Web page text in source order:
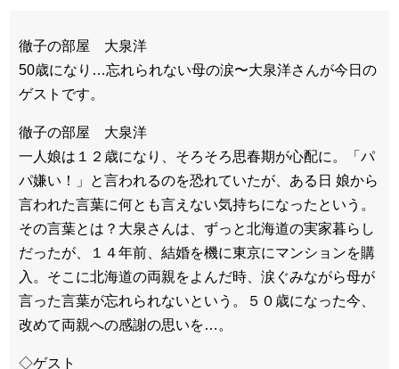
徹子の部屋 大泉洋
50歳になり…忘れられない母の涙〜大泉洋さんが今日の
ゲストです。
徹子の部屋 大泉洋
一人娘は１２歳になり、そろそろ思春期が心配に。「パ
パ嫌い！」と言われるのを恐れていたが、ある日 娘から
言われた言葉に何とも言えない気持ちになったという。
その言葉とは？大泉さんは、ずっと北海道の実家暮らし
だったが、１４年前、結婚を機に東京にマンションを購
入。そこに北海道の両親をよんだ時、涙ぐみながら母が
言った言葉が忘れられないという。５０歳になった今、
改めて両親への感謝の思いを…。
◇ゲスト